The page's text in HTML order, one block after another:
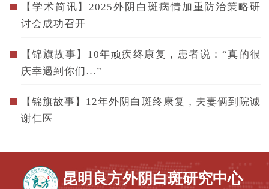
【学术简讯】2025外阴白斑病情加重防治策略研
讨会成功召开
【锦旗故事】10年顽疾终康复，患者说：“真的很
庆幸遇到你们…”
【锦旗故事】12年外阴白斑终康复，夫妻俩到院诚
谢仁医
昆明良方外阴白斑研究中心